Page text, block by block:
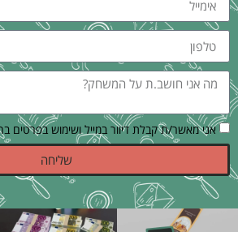
אני מאשר/ת קבלת דיוור במייל ושימוש בפרטים
שליחה